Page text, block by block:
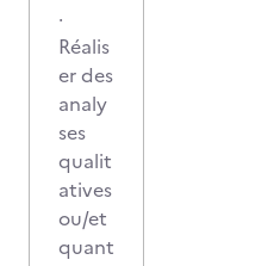
·
Réalis
er des
analy
ses
qualit
atives
ou/et
quant